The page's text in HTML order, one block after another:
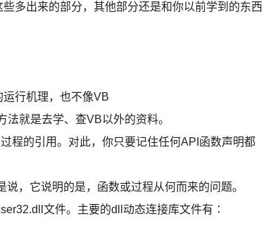
多出来的部分，其他部分还是和你以前学到的东西
行机理，也不像VB
就是去学、查VB以外的资料。
程的引用。对此，你只要记住任何API函数声明都
，它说明的是，函数或过程从何而来的问题。
文件。主要的dll动态连接库文件有∶